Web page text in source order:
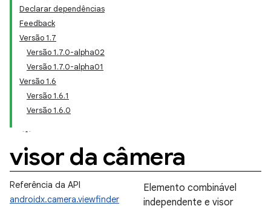
Declarar dependências
Feedback
Versão 1.7
Versão 1.7.0-alpha02
Versão 1.7.0-alpha01
Versão 1.6
Versão 1.6.1
Versão 1.6.0
visor da câmera
Referência da API
androidx.camera.viewfinder
Elemento combinável
independente e visor